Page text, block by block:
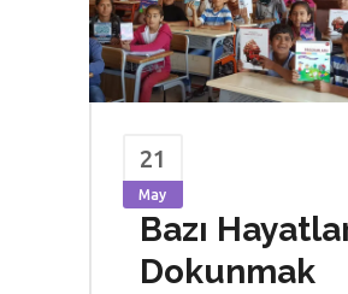
21
May
Bazı
Dokunmak